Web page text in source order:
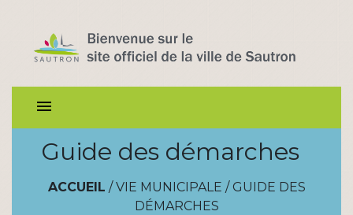
menu
Guide des démarches
ACCUEIL / VIE MUNICIPALE / GUIDE DES
DÉMARCHES